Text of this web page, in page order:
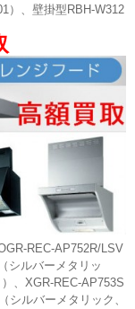
）、壁掛型RBH-W312
REC-AP752R/LSV
シルバーメタリッ
、XGR-REC-AP753S
シルバーメタリック、